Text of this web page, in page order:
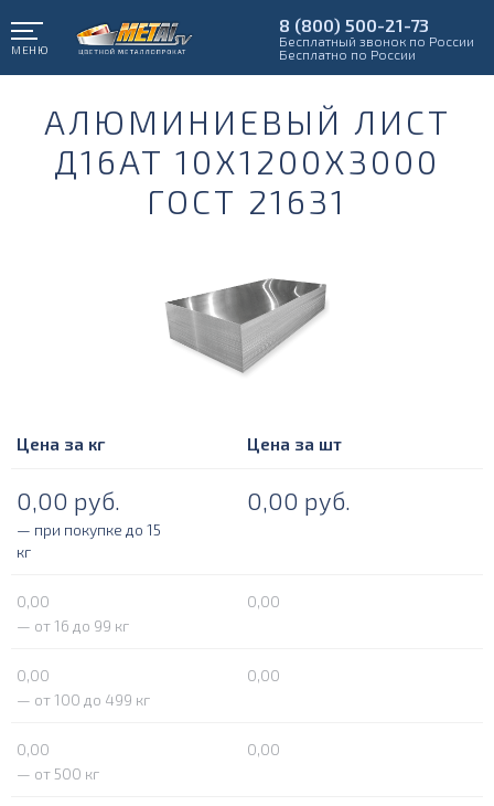
МЕНЮ
8 (800) 500-21-73
Бесплатный звонок по России
Бесплатно по России
АЛЮМИНИЕВЫЙ ЛИСТ
Д16АТ 10Х1200Х3000
ГОСТ 21631
Цена за кг Цена за шт
0,00 руб. 0,00 руб.
— при покупке до 15
кг
0,00
0,00
— от 16 до 99 кг
0,00
0,00
— от 100 до 499 кг
0,00
0,00
— от 500 кг